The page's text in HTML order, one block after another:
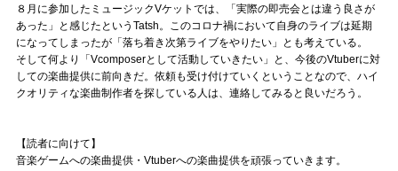
８月に参加したミュージックVケットでは、「実際の即売会とは違う良さが
あった」と感じたというTatsh。このコロナ禍において自身のライブは延期
になってしまったが「落ち着き次第ライブをやりたい」とも考えている。
そして何より「Vcomposerとして活動していきたい」と、今後のVtuberに対
しての楽曲提供に前向きだ。依頼も受け付けていくということなので、ハイ
クオリティな楽曲制作者を探している人は、連絡してみると良いだろう。
【読者に向けて】
音楽ゲームへの楽曲提供・Vtuberへの楽曲提供を頑張っていきます。